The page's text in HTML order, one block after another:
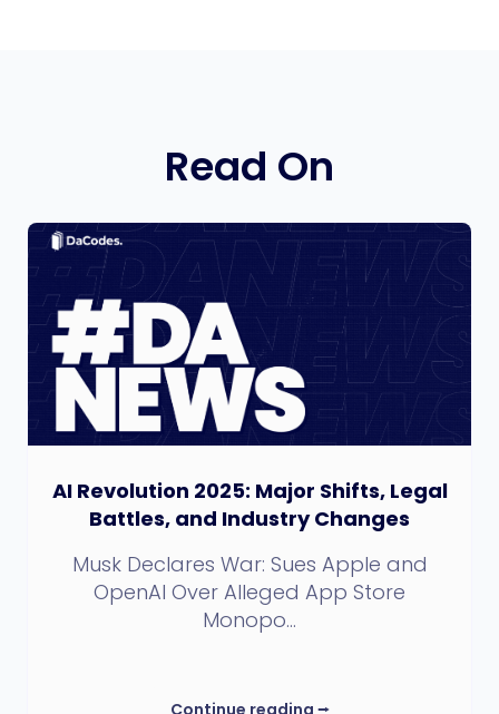
Read On
AI Revolution 2025: Major Shifts, Legal
Battles, and Industry Changes
Musk Declares War: Sues Apple and
OpenAI Over Alleged App Store
Monopo...